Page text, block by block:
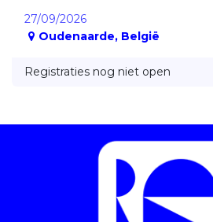
27/09/2026
Oudenaarde, België
Registraties nog niet open